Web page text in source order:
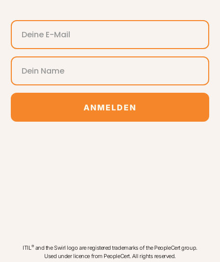
ANMELDEN
ITIL®and the Swirl logo are registered trademarks of the PeopleCert group.
Used under licence from PeopleCert. All rights reserved.